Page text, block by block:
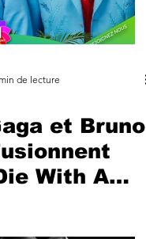
de lecture
et Bruno
With A